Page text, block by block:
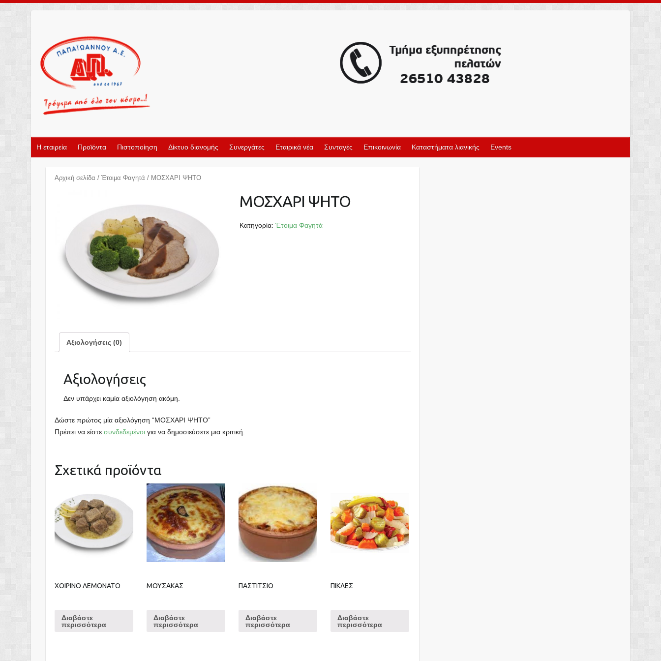
Η εταιρεία Προϊόντα Πιστοποίηση Δίκτυο διανομής Συνεργάτες Εταιρικά νέα Συνταγές Επικοινωνία Καταστήματα λιανικής Events
Αρχική σελίδα / Έτοιμα Φαγητά / ΜΟΣΧΑΡΙ ΨΗΤΟ
ΜΟΣΧΑΡΙ ΨΗΤΟ
Κατηγορία:Έτοιμα Φαγητά
Αξιολογήσεις (0)
Αξιολογήσεις
Δεν υπάρχει καμία αξιολόγηση ακόμη.
Δώστε πρώτος μία αξιολόγηση “ΜΟΣΧΑΡΙ ΨΗΤΟ”
Πρέπει να είστε συνδεδεμένοι για να δημοσιεύσετε μια κριτική.
Σχετικά προϊόντα
ΧΟΙΡΙΝΟ ΛΕΜΟΝΑΤΟ
Διαβάστε
περισσότερα
ΜΟΥΣΑΚΑΣ
Διαβάστε
περισσότερα
ΠΑΣΤΙΤΣΙΟ
Διαβάστε
περισσότερα
ΠΙΚΛΕΣ
Διαβάστε
περισσότερα